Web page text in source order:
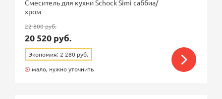
Смеситель для кухни Schock Simi саббиа/
хром
22 800 руб.
20 520 руб.
Экономия: 2 280 руб.
мало, нужно уточнить